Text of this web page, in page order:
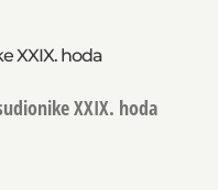
XXIX. hoda
XXIX. hoda